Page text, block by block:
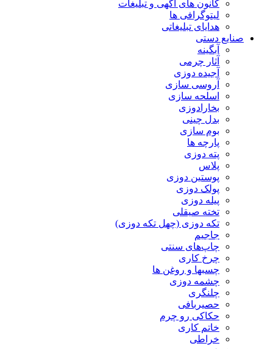
کانون های آگهی و تبلیغات
لیتوگرافی ها
هدایای تبلیغاتی
صنایع دستی
آبگینه
آثار چرمی
آجیده دوزی
آروسی سازی
اسلحه سازی
بخارادوزی
بدل چینی
بوم سازی
پارچه ها
پته دوزی
پلاس
پوستین دوزی
پولک دوزی
پیله دوزی
تخته صیقلی
تکه دوزی (چهل تکه دوزی)
جاجیم
چاپ‌های سنتی
چرخ کاری
چسبها و روغن ها
چشمه دوزی
چلنگری
حصیربافی
حکاکی رو چرم
خاتم کاری
خراطی